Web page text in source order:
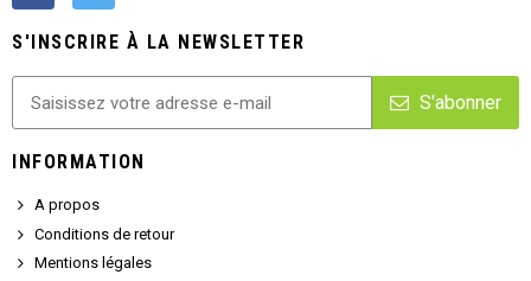
S'INSCRIRE À LA NEWSLETTER
S'abonner
INFORMATION
A propos
Conditions de retour
Mentions légales